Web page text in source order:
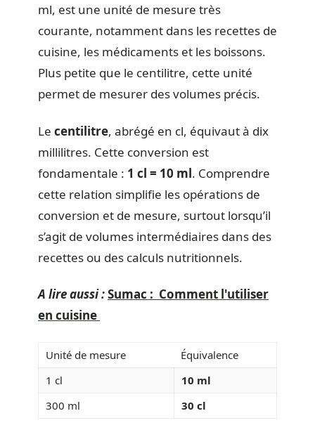
ml, est une unité de mesure très
courante, notamment dans les recettes de
cuisine, les médicaments et les boissons.
Plus petite que le centilitre, cette unité
permet de mesurer des volumes précis.
Le centilitre, abrégé en cl, équivaut à dix
millilitres. Cette conversion est
fondamentale : 1 cl = 10 ml. Comprendre
cette relation simplifie les opérations de
conversion et de mesure, surtout lorsqu’il
s’agit de volumes intermédiaires dans des
recettes ou des calculs nutritionnels.
A lire aussi :Sumac : Comment l'utiliser
en cuisine
Unité de mesure
Équivalence
1 cl
10 ml
300 ml
30 cl